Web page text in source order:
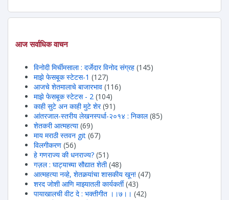
आज सर्वाधिक वाचन
विनोदी मिर्चीमसाला : दर्जेदार विनोद संग्रह (145)
माझे फेसबूक स्टेटस-1 (127)
आजचे शेतमालाचे बाजारभाव (116)
माझे फेसबूक स्टेटस - 2 (104)
काही सुटे अन काही मुटे शेर (91)
आंतरजाल-स्तरीय लेखनस्पर्धा-२०१४ : निकाल (85)
शेतकरी आत्महत्या (69)
माय मराठी स्तवन git (67)
विलगीकरण (56)
हे गणराज्य की धनराज्य? (51)
गज़ल : घाट्याच्या सौद्यात शेती (48)
आत्महत्या नव्हे, शेतकर्‍यांचा शासकीय खून! (47)
शरद जोशी आणि माझ्यातली कार्यकर्ती (43)
पायाखालची वीट दे : भक्तीगीत ।।७।। (42)